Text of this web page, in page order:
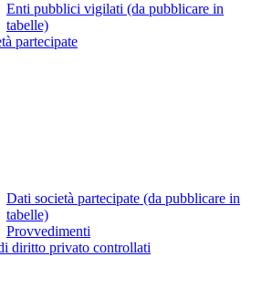
Enti pubblici vigilati (da pubblicare in
tabelle)
partecipate
Dati società partecipate (da pubblicare in
tabelle)
Provvedimenti
diritto privato controllati